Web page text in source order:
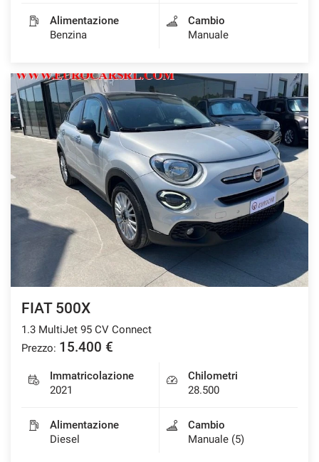
Alimentazione
Benzina
Cambio
Manuale
FIAT 500X
1.3 MultiJet 95 CV Connect
Prezzo: 15.400 €
Immatricolazione
2021
Chilometri
28.500
Alimentazione
Diesel
Cambio
Manuale (5)